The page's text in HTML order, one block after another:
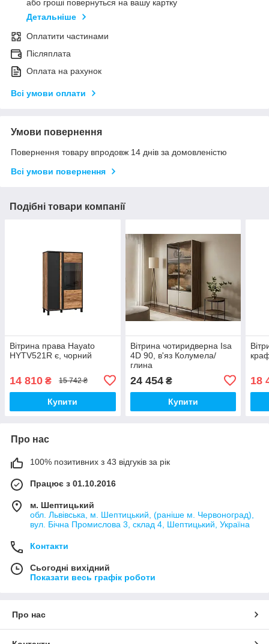
або гроші повернуться на вашу картку
Детальніше
Оплатити частинами
Післяплата
Оплата на рахунок
Всі умови оплати
Умови повернення
Повернення товару впродовж 14 днів за домовленістю
Всі умови повернення
Подібні товари компанії
Вітрина права Hayato
HYTV521R є, чорний
14 810 ₴ 15 742 ₴
Купити
Вітрина чотиридверна Isa
4D 90, в'яз Колумела/
глина
24 454₴
Купити
18
Про нас
100% позитивних з 43 відгуків за рік
Працює з 01.10.2016
м. Шептицький
обл. Львівська, м. Шептицький, (раніше м. Червоноград),
вул. Бічна Промислова 3, склад 4, Шептицький, Україна
Контакти
Сьогодні вихідний
Показати весь графік роботи
Про нас